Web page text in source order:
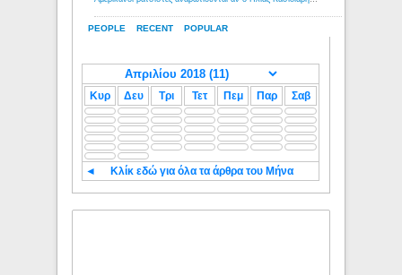
PEOPLE RECENT POPULAR
Κυρ Δευ Τρι Τετ Πεμ Παρ Σαβ
◄ Κλίκ εδώ για όλα τα άρθρα του Μήνα